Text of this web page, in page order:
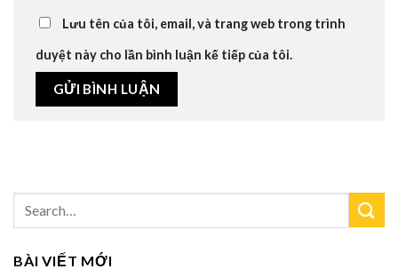
Lưu tên của tôi, email, và trang web trong trình
duyệt này cho lần bình luận kế tiếp của tôi.
BÀI VIẾT MỚI